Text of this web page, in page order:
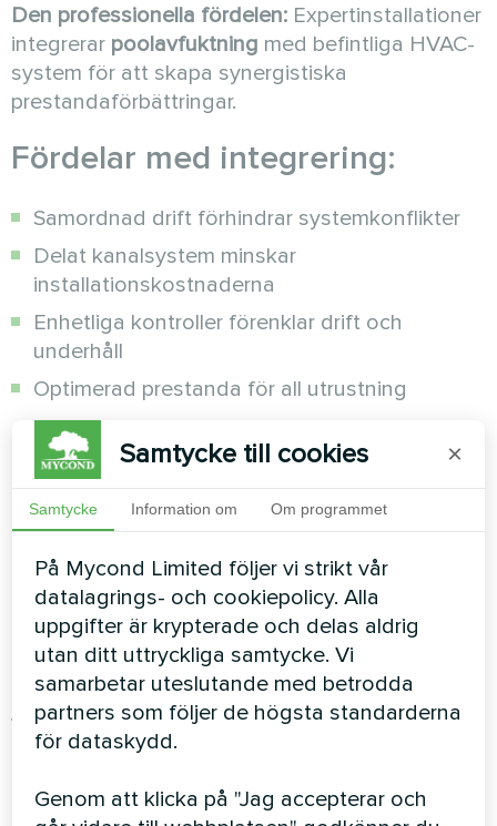
Den professionella fördelen: Expertinstallationer
integrerar poolavfuktning med befintliga HVAC-
system för att skapa synergistiska
prestandaförbättringar.
Fördelar med integrering:
Samordnad drift förhindrar systemkonflikter
Delat kanalsystem minskar
installationskostnaderna
Enhetliga kontroller förenklar drift och
underhåll
Optimerad prestanda för all utrustning
Hemlighet #5:
Precisionsdimensionering och -
placering
Expertmetodiken:Professionella beräkningar tar
hänsyn till luftcirkulationsmönster,
beläggningsgrad och säsongsvariationer för att
fastställa exakta utrustningsbehov.
Varför precision är viktigt:Underdimensionerad
utrustning körs kontinuerligt utan att uppnå
resultat. Överdimensionerad utrustning cyklar
ineffektivt och skapar komfortproblem.
Samtycke till cookies ×
Samtycke Information om Om programmet
På Mycond Limited följer vi strikt vår
datalagrings- och cookiepolicy. Alla
uppgifter är krypterade och delas aldrig
utan ditt uttryckliga samtycke. Vi
samarbetar uteslutande med betrodda
partners som följer de högsta standarderna
för dataskydd.
Genom att klicka på "Jag accepterar och